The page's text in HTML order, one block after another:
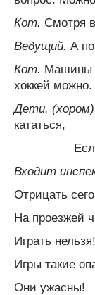
Кот. Смотря
Ведущий. А
Кот. Машины
хоккей можно.
Дети. (хором)
кататься,
Если ты
Входит
Отрицать
На проезжей
Играть нельзя!
Игры такие
Они ужасны!